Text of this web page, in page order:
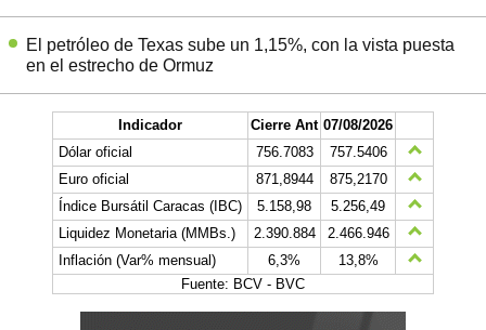
El petróleo de Texas sube un 1,15%, con la vista puesta
en el estrecho de Ormuz
Indicador Cierre Ant 07/08/2026
Dólar oficial
756.7083
757.5406
Euro oficial
871,8944
875,2170
Índice Bursátil Caracas (IBC)
5.158,98
5.256,49
Liquidez Monetaria (MMBs.)
2.390.884
2.466.946
Inflación (Var% mensual)
6,3%
13,8%
Fuente: BCV - BVC